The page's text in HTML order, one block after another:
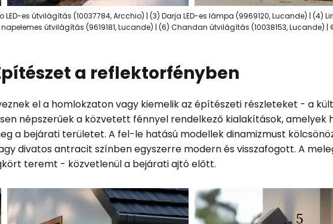
es útvilágítás (10037784, Arcchio) | (3) Darja LED-es lámpa (9969120, Lucande) | (4)
útvilágítás (9619181, Lucande) | (6) Chandan útvilágítás (10038153, Lucande) |
a reflektorfényben
el a homlokzaton vagy kiemelik az építészeti részleteket - a
népszerűek a közvetett fénnyel rendelkező kialakítások, amelyek
a bejárati területet. A fel-le hatású modellek dinamizmust
divatos antracit színben egyszerre modern és visszafogott. A
teremt - közvetlenül a bejárati ajtó előtt.